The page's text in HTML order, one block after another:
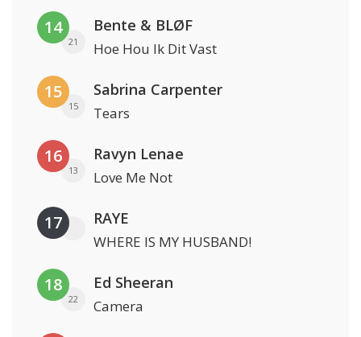
14
21
Bente & BLØF
Hoe Hou Ik Dit Vast
15
15
Sabrina Carpenter
Tears
16
13
Ravyn Lenae
Love Me Not
17 RAYE
WHERE IS MY HUSBAND!
18
22
Ed Sheeran
Camera